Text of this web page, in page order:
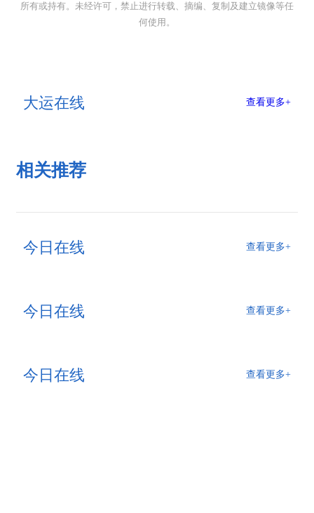
所有或持有。未经许可，禁止进行转载、摘编、复制及建立镜像等任
何使用。
大运在线 查看更多+
相关推荐
今日在线 查看更多+
今日在线 查看更多+
今日在线 查看更多+